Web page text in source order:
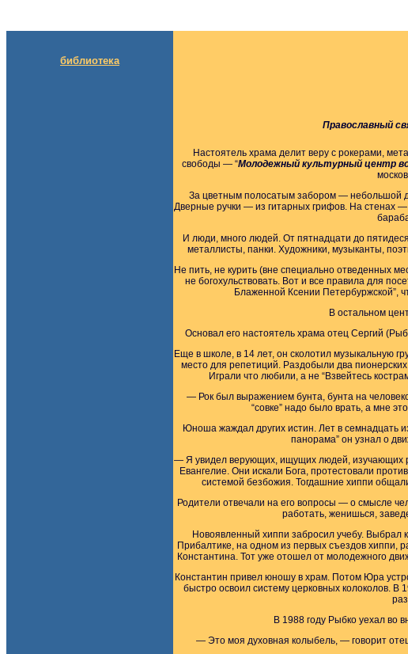
библиотека
Православный
Настоятель храма делит веру с рокерами,
свободы — “Молодежный культурный центр
За цветным полосатым забором — небольшой
Дверные ручки — из гитарных грифов. На стенах
И люди, много людей. От пятнадцати до
металлисты, панки. Художники, музыканты,
Не пить, не курить (вне специально отведенных
не богохульствовать. Вот и все правила для
Блаженной Ксении Петербуржской”,
В остальном
Основал его настоятель храма отец Сергий
Еще в школе, в 14 лет, он сколотил музыкальную
место для репетиций. Раздобыли два
Играли что любили, а не “Взвейтесь
— Рок был выражением бунта, бунта на
“совке” надо было врать, а мне
Юноша жаждал других истин. Лет в семнадцать
панорама” он узнал о
— Я увидел верующих, ищущих людей, изучающих
Евангелие. Они искали Бога, протестовали
системой безбожия. Тогдашние хиппи
Родители отвечали на его вопросы — о смысле
работать, женишься,
Новоявленный хиппи забросил учебу. Выбрал
Прибалтике, на одном из первых съездов
Константина. Тот уже отошел от молодежного
Константин привел юношу в храм. Потом Юра
быстро освоил систему церковных колоколов.
В 1988 году Рыбко уехал во
— Это моя духовная колыбель, — говорит